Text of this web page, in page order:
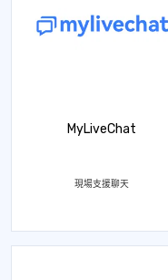
MyLiveChat
現場支援聊天